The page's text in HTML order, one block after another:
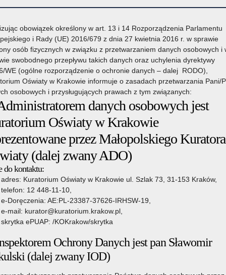
Organy prowadzące Wsparcie Edukacji
LATO 2026
22 czerwca 2026
Kraków, 22 czerwca 2026 r.
obowiązek określony w art. 13 i 14 Rozporządzenia Parlamentu
i Rady (UE) 2016/679 z dnia 27 kwietnia 2016 r. w sprawie
osób fizycznych w związku z przetwarzaniem danych osobowych i
swobodnego przepływu takich danych oraz uchylenia dyrektywy
WE (ogólne rozporządzenie o ochronie danych – dalej RODO),
Oświaty w Krakowie informuje o zasadach przetwarzania Pani/
osobowych i przysługujących prawach z tym związanych:
danych osobowych jest
Oświaty w Krakowie
przez Małopolskiego Kuratora
(dalej zwany ADO)
do kontaktu:
adres: Kuratorium Oświaty w Krakowie ul. Szlak 73, 31-153 Kraków,
telefon: 12 448-11-10,
e-Doręczenia: AE:PL-23387-37626-IRHSW-19,
e-mail: kurator@kuratorium.krakow.pl,
skrytka ePUAP: /KOKrakow/skrytka
Ochrony Danych jest pan Sławomir
(dalej zwany IOD)